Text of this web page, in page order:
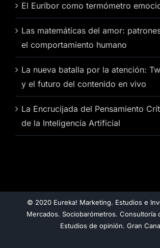
El Euríbor como termómetro
Las matemáticas del amor:
el comportamiento humano
La nueva batalla por la atención:
y el futuro del contenido en vivo
La Encrucijada del Pensamiento
de la Inteligencia Artificial
© 2020 Eureka! Marketing. Estudios e
Mercados. Sociobarómetros. Consultoría
Estudios de opinión. Gran